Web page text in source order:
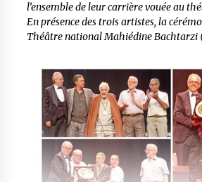
l’ensemble de leur carrière vouée au
En présence des trois artistes, la
Théâtre national Mahiédine Bachtarzi